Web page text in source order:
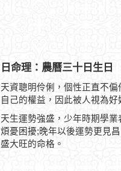
日命理：農曆三十日生日
天資聰明伶俐，個性正直不
自己的權益，因此被人視為好
天生運勢強盛，少年時期學
煩憂困擾;晚年以後運勢更見
盛大旺的命格。